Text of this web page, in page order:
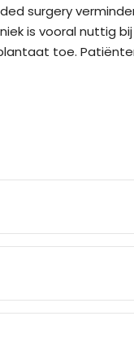
surgery
is vooral nuttig
toe.